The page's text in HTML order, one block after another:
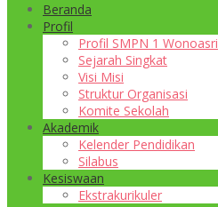
Beranda
Profil
Profil SMPN 1 Wonoasri
Sejarah Singkat
Visi Misi
Struktur Organisasi
Komite Sekolah
Akademik
Kelender Pendidikan
Silabus
Kesiswaan
Ekstrakurikuler